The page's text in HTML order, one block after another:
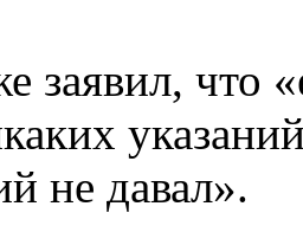
заявил, что
не давал».